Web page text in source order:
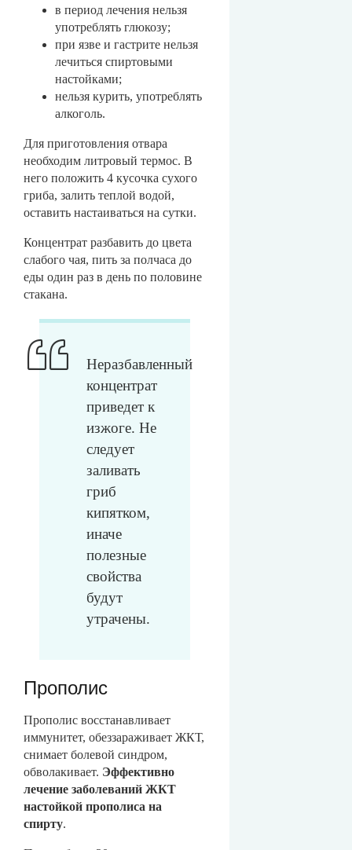
в период лечения нельзя
употреблять глюкозу;
при язве и гастрите нельзя
лечиться спиртовыми
настойками;
нельзя курить, употреблять
алкоголь.
Для приготовления отвара
необходим литровый термос. В
него положить 4 кусочка сухого
гриба, залить теплой водой,
оставить настаиваться на сутки.
Концентрат разбавить до цвета
слабого чая, пить за полчаса до
еды один раз в день по половине
стакана.
Неразбавленный
концентрат
приведет к
изжоге. Не
следует
заливать
гриб
кипятком,
иначе
полезные
свойства
будут
утрачены.
Прополис
Прополис восстанавливает
иммунитет, обеззараживает ЖКТ,
снимает болевой синдром,
обволакивает. Эффективно
лечение заболеваний ЖКТ
настойкой прополиса на
спирту.